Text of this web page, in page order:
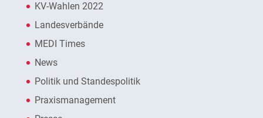
KV-Wahlen 2022
Landesverbände
MEDI Times
News
Politik und Standespolitik
Praxismanagement